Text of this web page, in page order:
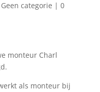
Geen categorie | 0
monteur Charl
als monteur bij